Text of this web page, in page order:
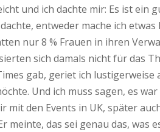
und ich dachte mir: Es ist
entweder mache ich
nur 8 % Frauen in ihren
sich damals nicht für das
gab, geriet ich
Und ich muss sagen, es
mit den Events in UK, später
meinte, das sei genau das, was